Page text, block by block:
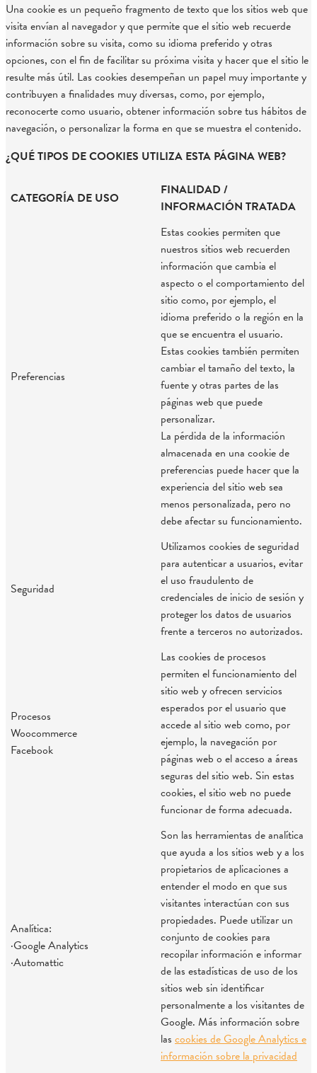
Una cookie es un pequeño fragmento de texto que los sitios web que
visita envían al navegador y que permite que el sitio web recuerde
información sobre su visita, como su idioma preferido y otras
opciones, con el fin de facilitar su próxima visita y hacer que el sitio le
resulte más útil. Las cookies desempeñan un papel muy importante y
contribuyen a finalidades muy diversas, como, por ejemplo,
reconocerte como usuario, obtener información sobre tus hábitos de
navegación, o personalizar la forma en que se muestra el contenido.
¿QUÉ TIPOS DE COOKIES UTILIZA ESTA PÁGINA WEB?
CATEGORÍA DE USO
FINALIDAD /
INFORMACIÓN TRATADA
Preferencias
Estas cookies permiten que
nuestros sitios web recuerden
información que cambia el
aspecto o el comportamiento del
sitio como, por ejemplo, el
idioma preferido o la región en la
que se encuentra el usuario.
Estas cookies también permiten
cambiar el tamaño del texto, la
fuente y otras partes de las
páginas web que puede
personalizar.
La pérdida de la información
almacenada en una cookie de
preferencias puede hacer que la
experiencia del sitio web sea
menos personalizada, pero no
debe afectar su funcionamiento.
Seguridad
Utilizamos cookies de seguridad
para autenticar a usuarios, evitar
el uso fraudulento de
credenciales de inicio de sesión y
proteger los datos de usuarios
frente a terceros no autorizados.
Procesos
Woocommerce
Facebook
Las cookies de procesos
permiten el funcionamiento del
sitio web y ofrecen servicios
esperados por el usuario que
accede al sitio web como, por
ejemplo, la navegación por
páginas web o el acceso a áreas
seguras del sitio web. Sin estas
cookies, el sitio web no puede
funcionar de forma adecuada.
Analítica:
·Google Analytics
·Automattic
Son las herramientas de analítica
que ayuda a los sitios web y a los
propietarios de aplicaciones a
entender el modo en que sus
visitantes interactúan con sus
propiedades. Puede utilizar un
conjunto de cookies para
recopilar información e informar
de las estadísticas de uso de los
sitios web sin identificar
personalmente a los visitantes de
Google. Más información sobre
las cookies de Google Analytics e
información sobre la privacidad